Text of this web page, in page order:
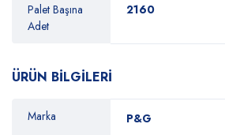
Palet Başına
Adet
2160
ÜRÜN BİLGİLERİ
Marka P&G